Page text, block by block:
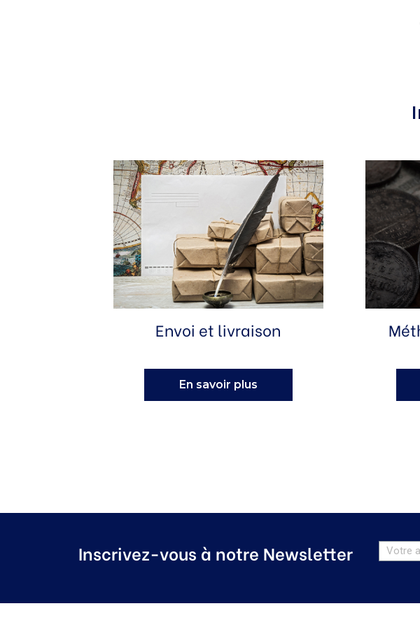
Envoi et livraison
En savoir plus
Inscrivez-vous à notre Newsletter